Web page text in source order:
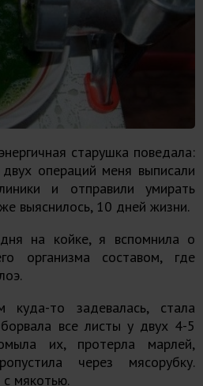
старушка поведала:
операций меня выписали
и отправили умирать
выяснилось, 10 дней жизни.
на койке, я вспомнила о
организма составом, где
куда-то задевалась, стала
все листы у двух 4-5
их, протерла марлей,
через мясорубку.
мякотью.